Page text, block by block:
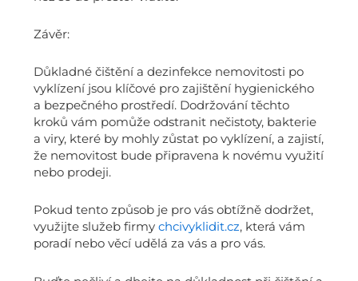
Závěr:
Důkladné čištění a dezinfekce nemovitosti po
vyklízení jsou klíčové pro zajištění hygienického
a bezpečného prostředí. Dodržování těchto
kroků vám pomůže odstranit nečistoty, bakterie
a viry, které by mohly zůstat po vyklízení, a zajistí,
že nemovitost bude připravena k novému využití
nebo prodeji.
Pokud tento způsob je pro vás obtížně dodržet,
využijte služeb firmychcivyklidit.cz, která vám
poradí nebo věcí udělá za vás a pro vás.